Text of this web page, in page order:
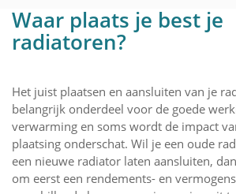
Waar plaats je best je
radiatoren?
Het juist plaatsen en aansluiten van je
belangrijk onderdeel voor de goede
verwarming en soms wordt de impact
plaatsing onderschat. Wil je een oude
een nieuwe radiator laten aansluiten,
om eerst een rendements- en